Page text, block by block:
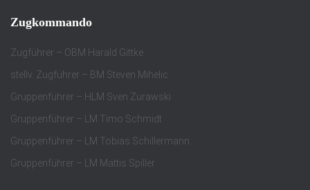
Zugkommando
Zugführer – OBM Harald Gittke
stellv. Zugführer – BM Steven Mihelic
Gruppenführer – HLM Sven Zurawski
Gruppenführer – LM Timo Schmidt
Gruppenführer – LM Tobias Schillermann
Gruppenführer – LM Mattis Spiller